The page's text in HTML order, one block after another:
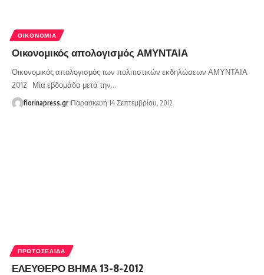
ΟΙΚΟΝΟΜΊΑ
Οικονομικός απολογισμός ΑΜΥΝΤΑΙΑ
Οικονομικός απολογισμός των πολιτιστικών εκδηλώσεων ΑΜΥΝΤΑΙΑ
2012 Μία εβδομάδα μετά την…
florinapress.gr Παρασκευή 14 Σεπτεμβρίου, 2012
ΠΡΩΤΟΣΈΛΙΔΑ
ΕΛΕΥΘΕΡΟ ΒΗΜΑ 13-8-2012